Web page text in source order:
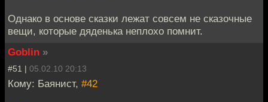
Однако в основе сказки лежат совсем не сказочные
вещи, которые дяденька неплохо помнит.
Goblin »
#51 | 05.02.10 20:13
Кому: Баянист, #42